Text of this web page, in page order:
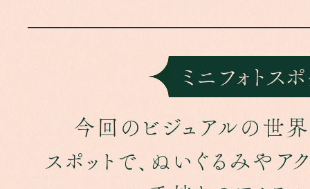
ミニフォトスポ
今回のビジュアルの世
スポットで、ぬいぐるみやア